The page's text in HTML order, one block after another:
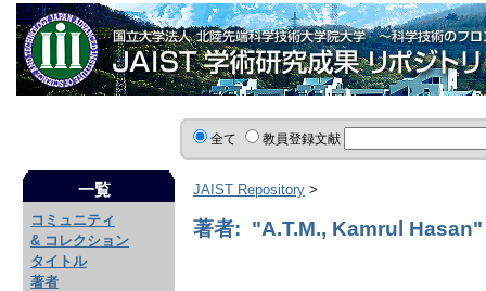
全て 教員登録文献
一覧
コミュニティ
& コレクション
タイトル
著者
JAIST Repository >
著者: "A.T.M., Kamrul Hasan"